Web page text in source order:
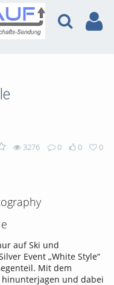
3276 0 0 0
auf Ski und
Event „White Style“
Mit dem
und dabei